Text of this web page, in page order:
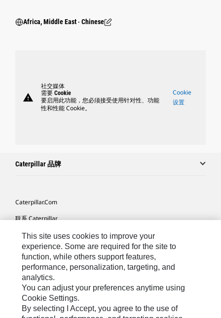
Africa, Middle East ‧ Chinese
warning
社交媒体
需要 Cookie
要启用此功能，您必须接受使用针对性、功能
性和性能 Cookie。
Cookie
设置
Caterpillar 品牌
Caterpillar.com
联系 Caterpillar
我的营销首选项
站点地图
Cookie Settings
法律
隐私
This site uses cookies to improve your
experience. Some are required for the site to
function, while others support features,
performance, personalization, targeting, and
analytics.
You can adjust your preferences anytime using
Cookie Settings.
By selecting I Accept, you agree to the use of